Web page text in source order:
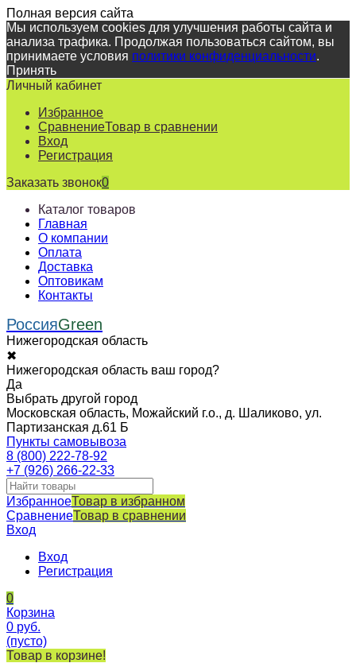
Полная версия сайта
Мы используем cookies для улучшения работы сайта и
анализа трафика. Продолжая пользоваться сайтом, вы
принимаете условия политики конфиденциальности.
Принять
Личный кабинет
Избранное
СравнениеТовар в сравнении
Вход
Регистрация
Заказать звонок0
Каталог товаров
Главная
О компании
Оплата
Доставка
Оптовикам
Контакты
РоссияGreen
Нижегородская область
✖
Нижегородская область ваш город?
Да
Выбрать другой город
Московская область, Можайский г.о., д. Шаликово, ул.
Партизанская д.61 Б
Пункты самовывоза
8 (800) 222-78-92
+7 (926) 266-22-33
ИзбранноеТовар в избранном
СравнениеТовар в сравнении
Вход
Вход
Регистрация
0
Корзина
0 руб.
(пусто)
Товар в корзине!